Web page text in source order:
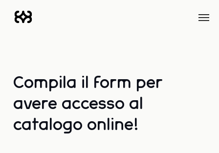
main
Compila il form per
avere accesso al
catalogo online!